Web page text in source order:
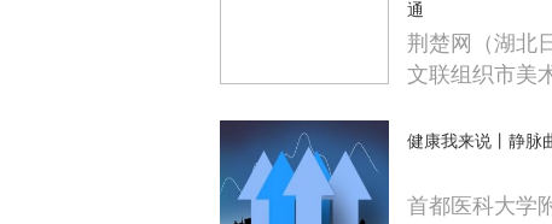
通
荆楚网（湖北
文联组织市美
健康我来说丨静脉
首都医科大学